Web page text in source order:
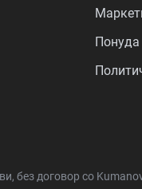
без договор со